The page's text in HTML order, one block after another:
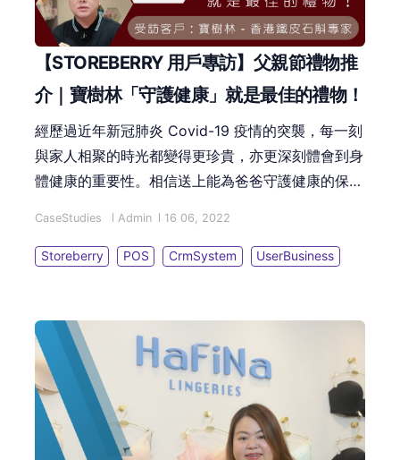
【STOREBERRY 用戶專訪】父親節禮物推
介｜寶樹林「守護健康」就是最佳的禮物！
經歷過近年新冠肺炎 Covid-19 疫情的突襲，每一刻
與家人相聚的時光都變得更珍貴，亦更深刻體會到身
體健康的重要性。相信送上能為爸爸守護健康的保健
二之選！
CaseStudies Admin 16 06, 2022
Storeberry POS CrmSystem UserBusiness